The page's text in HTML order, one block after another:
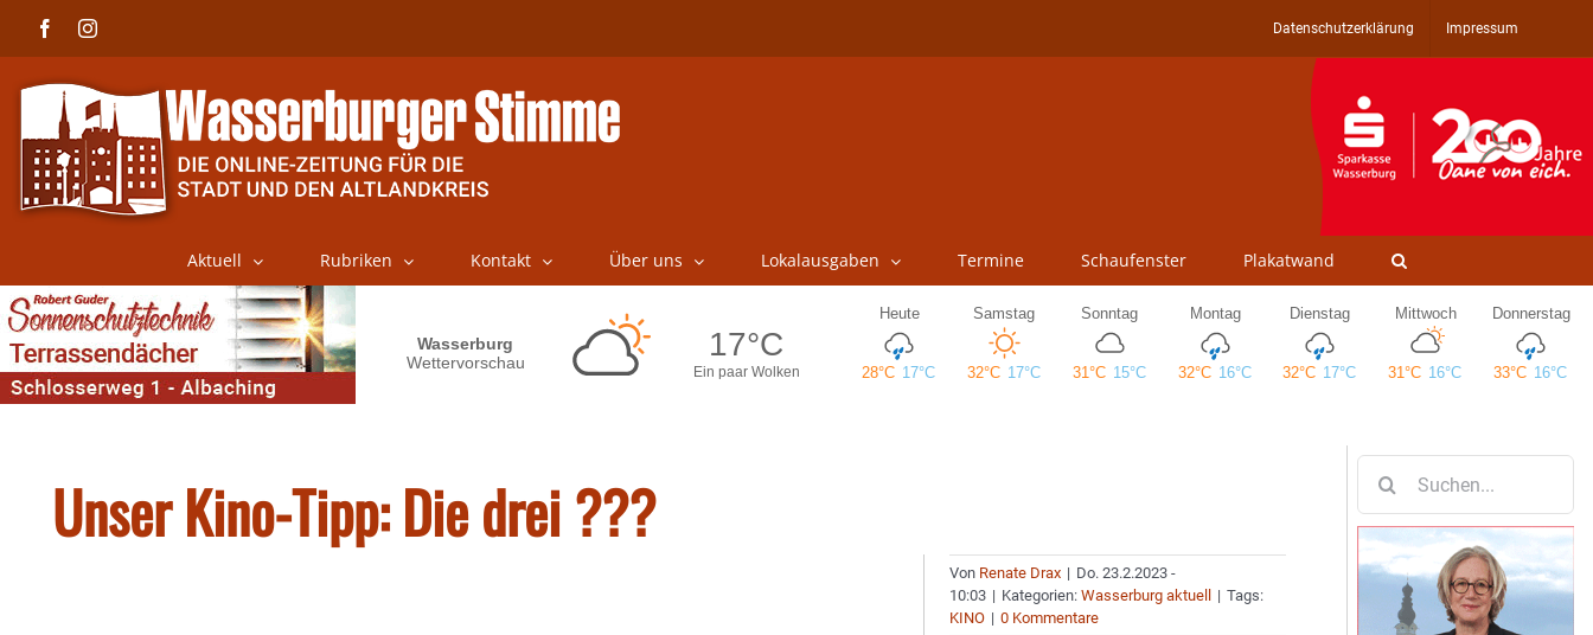
FacebookInstagram Datenschutzerklärung Impressum
Aktuell Rubriken Kontakt Über uns Lokalausgaben Termine Schaufenster Plakatwand
Unser Kino-Tipp: Die drei ???
Von Renate Drax | Do. 23.2.2023 -
10:03 | Kategorien:Wasserburg aktuell | Tags:
KINO | 0 Kommentare
nach: